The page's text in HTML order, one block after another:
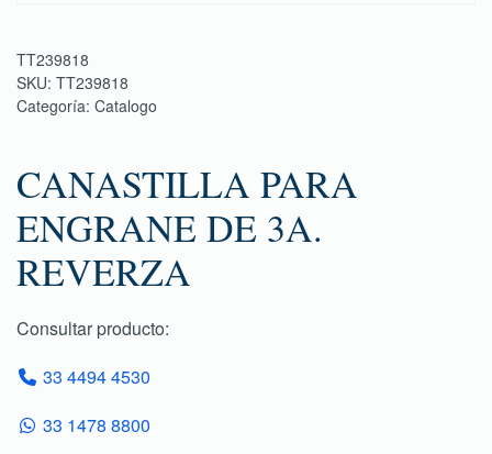
TT239818
SKU: TT239818
Categoría: Catalogo
CANASTILLA PARA
ENGRANE DE 3A.
REVERZA
Consultar producto:
33 4494 4530
33 1478 8800